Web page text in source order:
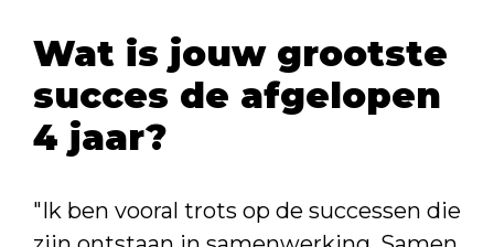
Wat is jouw grootste
succes de afgelopen
4 jaar?
"Ik ben vooral trots op de successen die